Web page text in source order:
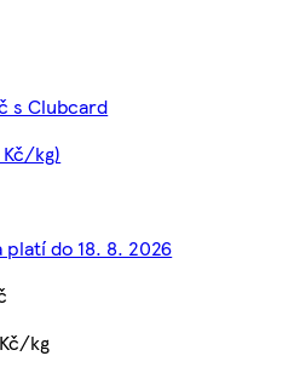
s Clubcard
kg)
platí do 18. 8. 2026
kg